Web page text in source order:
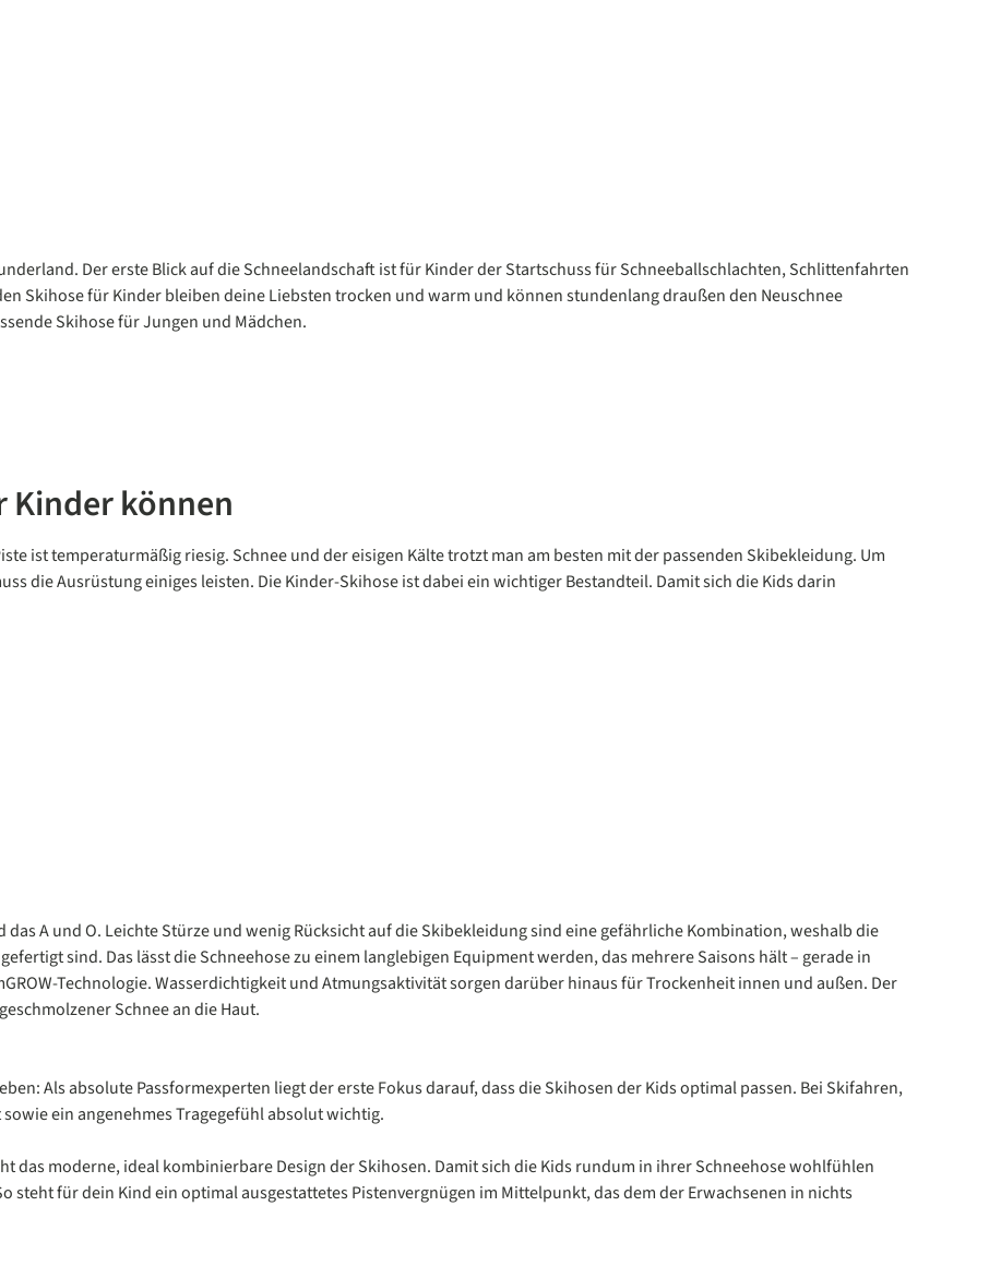
Der erste Blick auf die Schneelandschaft ist für Kinder der Startschuss für Schneeballschlachten, Schlittenfahrten
Skihose für Kinder bleiben deine Liebsten trocken und warm und können stundenlang draußen den Neuschnee
Skihose für Jungen und Mädchen.
Kinder können
ist temperaturmäßig riesig. Schnee und der eisigen Kälte trotzt man am besten mit der passenden Skibekleidung. Um
die Ausrüstung einiges leisten. Die Kinder-Skihose ist dabei ein wichtiger Bestandteil. Damit sich die Kids darin
A und O. Leichte Stürze und wenig Rücksicht auf die Skibekleidung sind eine gefährliche Kombination, weshalb die
sind. Das lässt die Schneehose zu einem langlebigen Equipment werden, das mehrere Saisons hält – gerade in
Technologie. Wasserdichtigkeit und Atmungsaktivität sorgen darüber hinaus für Trockenheit innen und außen. Der
Schnee an die Haut.
Als absolute Passformexperten liegt der erste Fokus darauf, dass die Skihosen der Kids optimal passen. Bei Skifahren,
ein angenehmes Tragegefühl absolut wichtig.
das moderne, ideal kombinierbare Design der Skihosen. Damit sich die Kids rundum in ihrer Schneehose wohlfühlen
steht für dein Kind ein optimal ausgestattetes Pistenvergnügen im Mittelpunkt, das dem der Erwachsenen in nichts